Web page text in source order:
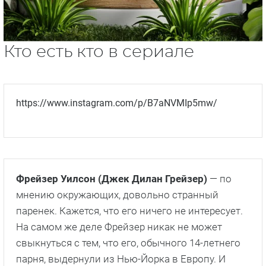
Кто есть кто в сериале
https://www.instagram.com/p/B7aNVMIp5mw/
Фрейзер Уилсон (Джек Дилан Грейзер) — по
мнению окружающих, довольно странный
паренек. Кажется, что его ничего не интересует.
На самом же деле Фрейзер никак не может
свыкнуться с тем, что его, обычного 14-летнего
парня, выдернули из Нью-Йорка в Европу. И